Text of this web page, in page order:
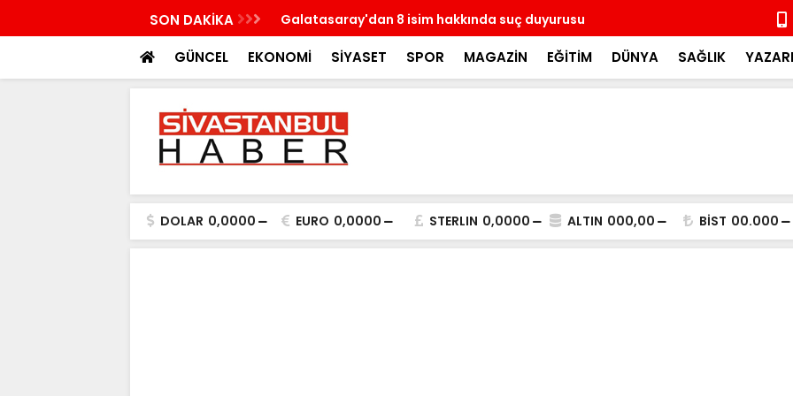
SON DAKİKA
çalışma ziyareti gerçekleştirecek Galatasaray'dan 8 isim hakkında suç duyurusu
14 ay
coşkulu
GÜNCEL EKONOMİ SİYASET SPOR MAGAZİN EĞİTİM DÜNYA SAĞLIK
DOLAR 0,0000 EURO 0,0000 STERLIN 0,0000 ALTIN 000,00 BİST 00.000